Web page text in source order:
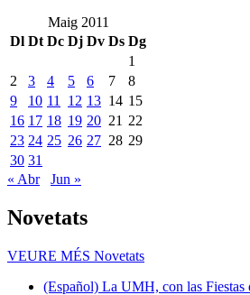
Maig 2011
Dl Dt Dc Dj Dv Ds Dg
1
2
3 4 5 6 7
8
9
10 11 12 13 14 15
16 17 18 19 20 21 22
23 24 25 26 27 28 29
30 31
« Abr
Jun »
Novetats
VEURE MÉS Novetats
(Español) La UMH, con las Fiestas